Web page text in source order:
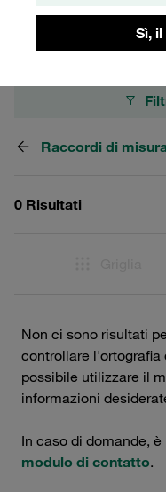
Sì,
Raccordi di
0 Risultati
Non ci sono risultati
controllare l'ortografia
possibile utilizzare il
informazioni
In caso di domande,
modulo di contatto.